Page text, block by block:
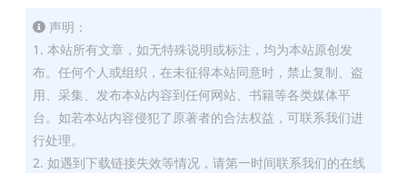
声明：
1. 本站所有文章，如无特殊说明或标注，均为本站原创发
布。任何个人或组织，在未征得本站同意时，禁止复制、盗
用、采集、发布本站内容到任何网站、书籍等各类媒体平
台。如若本站内容侵犯了原著者的合法权益，可联系我们进
行处理。
2. 如遇到下载链接失效等情况，请第一时间联系我们的在线